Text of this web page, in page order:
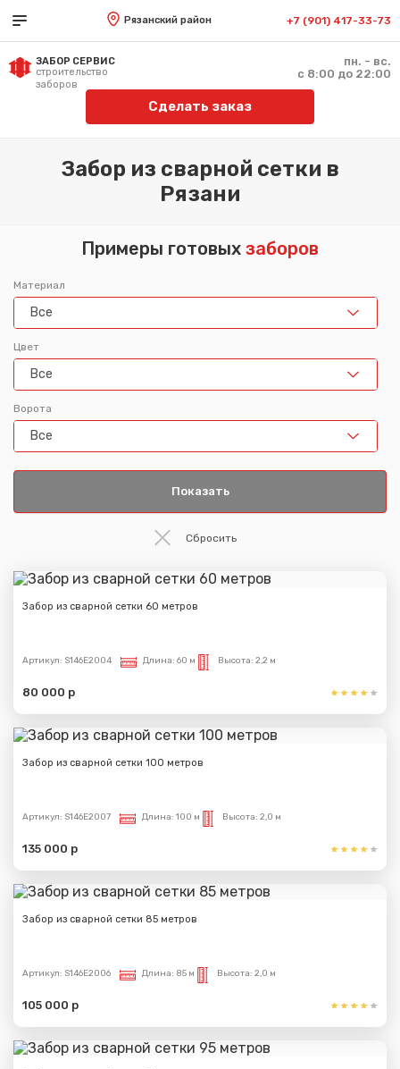
Рязанский район +7 (901) 417-33-73
ЗАБОР СЕРВИС
строительство
заборов
пн. - вс.
с 8:00 до 22:00
Сделать заказ
Забор из сварной сетки в
Рязани
Примеры готовых заборов
Материал
Все
Цвет
Все
Ворота
Все
Забор из сварной сетки 60 метров
Артикул: S146E2004 Длина: 60 м Высота: 2,2 м
80 000 р
Забор из сварной сетки 100 метров
Артикул: S146E2007 Длина: 100 м Высота: 2,0 м
135 000 р
Забор из сварной сетки 85 метров
Артикул: S146E2006 Длина: 85 м Высота: 2,0 м
105 000 р